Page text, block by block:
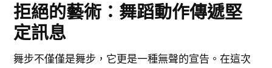
拒絕的藝術：舞蹈動作傳遞堅
定訊息
舞步不僅僅是舞步，它更是一種無聲的宣告。在這次